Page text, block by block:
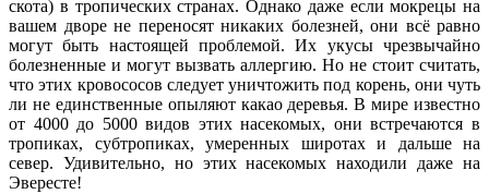
скота) в тропических странах. Однако даже если мокрецы на
вашем дворе не переносят никаких болезней, они всё равно
могут быть настоящей проблемой. Их укусы чрезвычайно
болезненные и могут вызвать аллергию. Но не стоит считать,
что этих кровососов следует уничтожить под корень, они чуть
ли не единственные опыляют какао деревья. В мире известно
от 4000 до 5000 видов этих насекомых, они встречаются в
тропиках, субтропиках, умеренных широтах и дальше на
север. Удивительно, но этих насекомых находили даже на
Эвересте!